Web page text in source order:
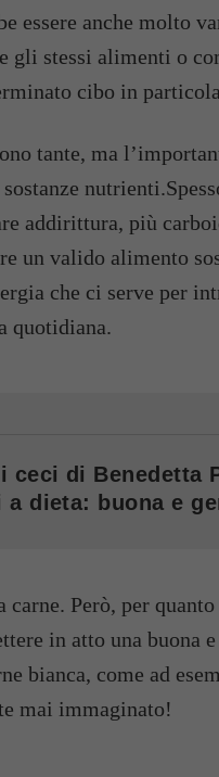
essere anche molto
gli stessi alimenti o
cibo in
tante, ma
addirittura, più
un valido alimento
che ci serve per
quotidiana.
ceci di Benedetta
dieta: buona e
Però, per
in atto una buona
bianca, come ad
mai immaginato!